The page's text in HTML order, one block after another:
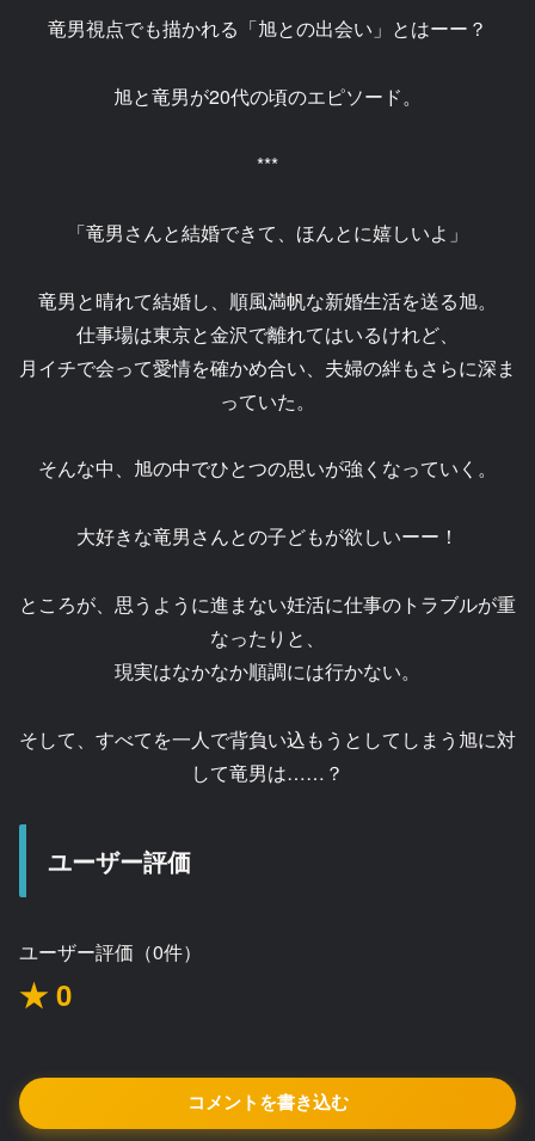
竜男視点でも描かれる「旭との出会い」とはーー？
旭と竜男が20代の頃のエピソード。
***
「竜男さんと結婚できて、ほんとに嬉しいよ」
竜男と晴れて結婚し、順風満帆な新婚生活を送る旭。
仕事場は東京と金沢で離れてはいるけれど、
月イチで会って愛情を確かめ合い、夫婦の絆もさらに深ま
っていた。
そんな中、旭の中でひとつの思いが強くなっていく。
大好きな竜男さんとの子どもが欲しいーー！
ところが、思うように進まない妊活に仕事のトラブルが重
なったりと、
現実はなかなか順調には行かない。
そして、すべてを一人で背負い込もうとしてしまう旭に対
して竜男は……？
ユーザー評価
ユーザー評価（0件）
★ 0
コメントを書き込む